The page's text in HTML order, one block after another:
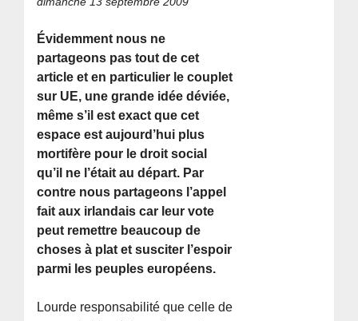
Évidemment nous ne
partageons pas tout de cet
article et en particulier le couplet
sur UE, une grande idée déviée,
même s’il est exact que cet
espace est aujourd’hui plus
mortifère pour le droit social
qu’il ne l’était au départ. Par
contre nous partageons l’appel
fait aux irlandais car leur vote
peut remettre beaucoup de
choses à plat et susciter l’espoir
parmi les peuples européens.
Lourde responsabilité que celle de